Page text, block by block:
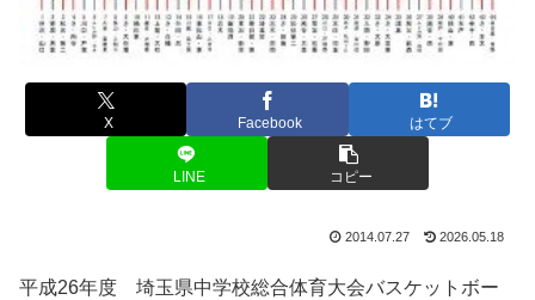
X Facebook はてブ
LINE コピー
2014.07.27 2026.05.18
平成26年度 埼玉県中学校総合体育大会バスケットボー